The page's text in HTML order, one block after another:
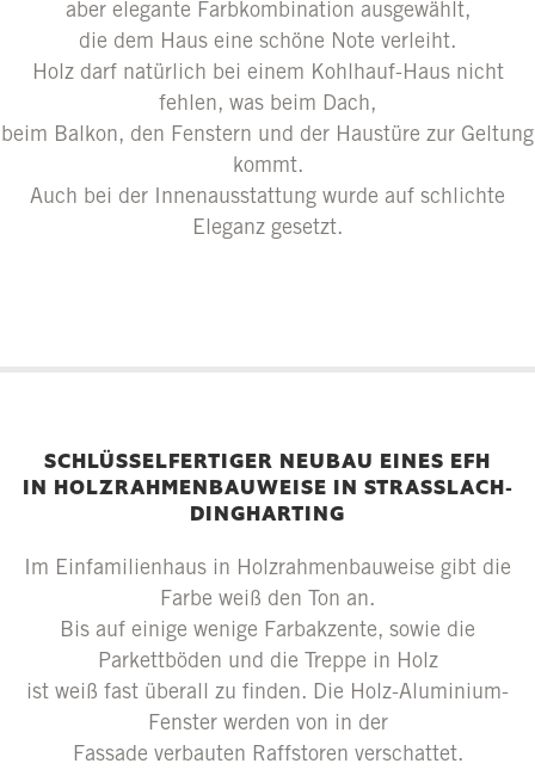
aber elegante Farbkombination ausgewählt,
die dem Haus eine schöne Note verleiht.
Holz darf natürlich bei einem Kohlhauf-Haus nicht
fehlen, was beim Dach,
beim Balkon, den Fenstern und der Haustüre zur Geltung
kommt.
Auch bei der Innenausstattung wurde auf schlichte
Eleganz gesetzt.
SCHLÜSSELFERTIGER NEUBAU EINES EFH
IN HOLZRAHMENBAUWEISE IN STRASSLACH-D
INGHARTING
Im Einfamilienhaus in Holzrahmenbauweise gibt die
Farbe weiß den Ton an.
Bis auf einige wenige Farbakzente, sowie die
Parkettböden und die Treppe in Holz
ist weiß fast überall zu finden. Die Holz-Aluminium-
Fenster werden von in der
Fassade verbauten Raffstoren verschattet.